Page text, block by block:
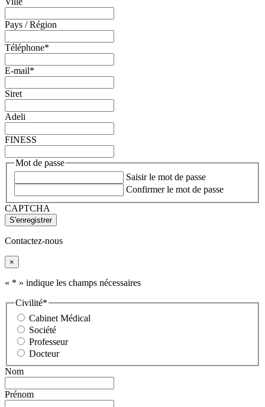
Pays / Région
Téléphone*
E-mail*
Siret
Adeli
FINESS
Mot de passe
Saisir le mot de passe
Confirmer le mot de passe
CAPTCHA
Contactez-nous
×
« * » indique les champs nécessaires
Civilité*
Cabinet Médical
Société
Professeur
Docteur
Nom
Prénom